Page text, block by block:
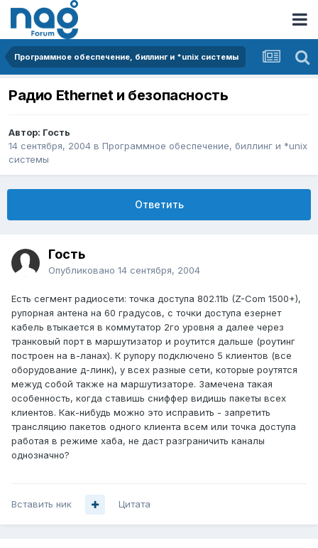
Программное обеспечение, биллинг и *unix системы
Радио Ethernet и безопасность
Автор: Гость
14 сентября, 2004 в Программное обеспечение, биллинг и *unix
системы
Ответить
Гость
Опубликовано 14 сентября, 2004
Есть сегмент радиосети: точка доступа 802.11b (Z-Com 1500+),
рупорная антена на 60 градусов, с точки доступа езернет
кабель втыкается в коммутатор 2го уровня а далее через
транковый порт в маршутизатор и роутится дальше (роутинг
построен на в-ланах). К рупору подключено 5 клиентов (все
оборудование д-линк), у всех разные сети, которые роутятся
межуд собой также на маршутизаторе. Замечена такая
особенность, когда ставишь сниффер видишь пакеты всех
клиентов. Как-нибудь можно это исправить - запретить
трансляцию пакетов одного клиента всем или точка доступа
работая в режиме хаба, не даст разграничить каналы
однозначно?
Вставить ник Цитата